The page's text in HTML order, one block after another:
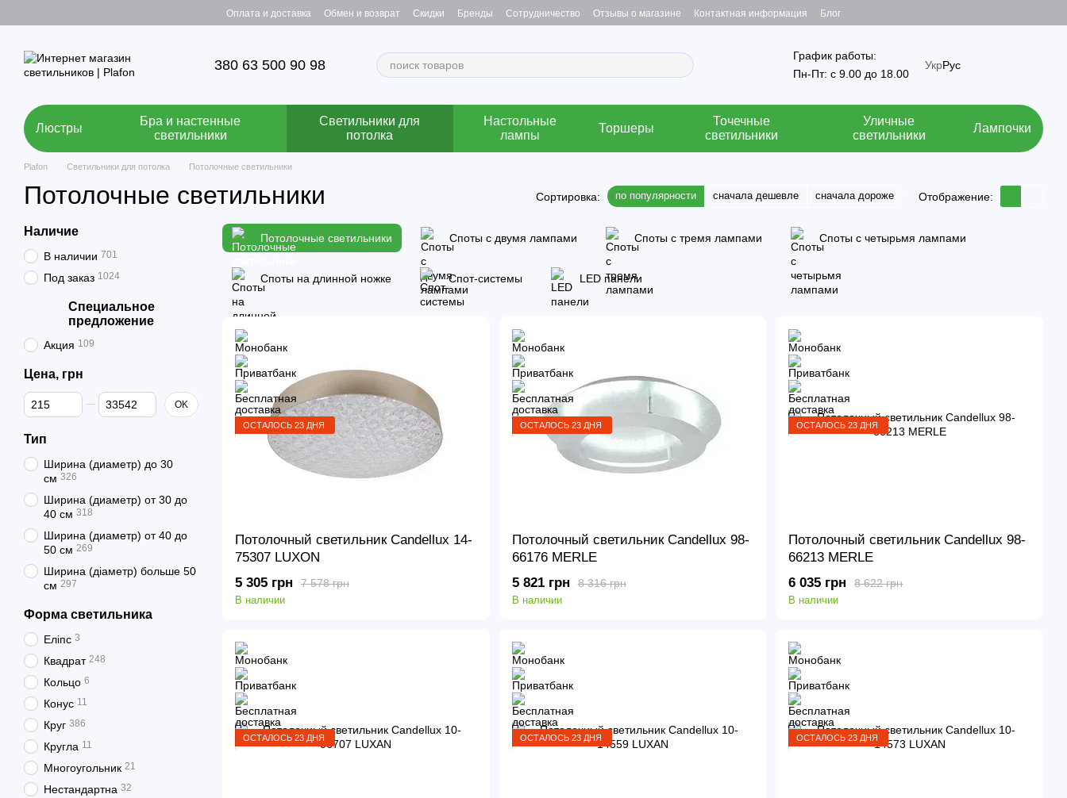
Оплата и доставка Обмен и возврат Скидки Бренды Сотрудничество Отзывы о магазине Контактная информация Блог
380 63 500 90 98
График работы:
Пн-Пт: с 9.00 до 18.00
УкрРус
Люстры
Бра и настенные
светильники
Светильники для
потолка
Настольные
лампы
Торшеры
Точечные
светильники
Уличные
светильники
Лампочки
Plafon Светильники для потолка Потолочные светильники
Потолочные светильники Сортировка: по популярности сначала дешевле сначала дороже Отображение:
Потолочные светильники Споты с двумя лампами Споты с тремя лампами Споты с четырьмя лампами
Споты на длинной ножке Спот-системы LED панели
ОСТАЛОСЬ 23 ДНЯ
Потолочный светильник Candellux 14-
75307 LUXON
7 578 грн
5 305 грн
В наличии
ОСТАЛОСЬ 23 ДНЯ
Потолочный светильник Candellux 98-
66176 MERLE
8 316 грн
5 821 грн
В наличии
ОСТАЛОСЬ 23 ДНЯ
Потолочный светильник Candellux 98-
66213 MERLE
8 622 грн
6 035 грн
В наличии
ОСТАЛОСЬ 23 ДНЯ ОСТАЛОСЬ 23 ДНЯ ОСТАЛОСЬ 23 ДНЯ
Наличие
В наличии 701
Под заказ 1024
Специальное
предложение
Акция 109
Цена, грн
От Цена, грн
До Цена, грн OK
Тип
Ширина (диаметр) до 30
см 326
Ширина (диаметр) от 30 до
40 см 318
Ширина (диаметр) от 40 до
50 см 269
Ширина (діаметр) больше 50
см 297
Форма светильника
Еліпс 3
Квадрат 248
Кольцо 6
Конус 11
Круг 386
Кругла 11
Многоугольник 21
Нестандартна 32